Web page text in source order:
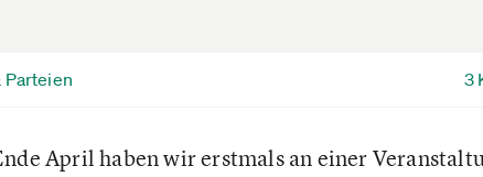
Parteien 3
April haben wir erstmals an einer